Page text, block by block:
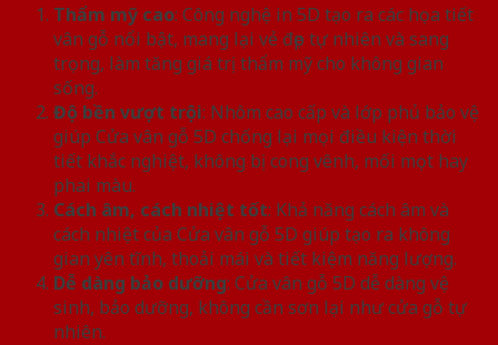
Thẩm mỹ cao: Công nghệ in 5D tạo ra các họa tiết
vân gỗ nổi bật, mang lại vẻ đẹp tự nhiên và sang
trọng, làm tăng giá trị thẩm mỹ cho không gian
sống.
Độ bền vượt trội: Nhôm cao cấp và lớp phủ bảo vệ
giúp Cửa vân gỗ 5D chống lại mọi điều kiện thời
tiết khắc nghiệt, không bị cong vênh, mối mọt hay
phai màu.
Cách âm, cách nhiệt tốt: Khả năng cách âm và
cách nhiệt của Cửa vân gỗ 5D giúp tạo ra không
gian yên tĩnh, thoải mái và tiết kiệm năng lượng.
Dễ dàng bảo dưỡng: Cửa vân gỗ 5D dễ dàng vệ
sinh, bảo dưỡng, không cần sơn lại như cửa gỗ tự
nhiên.